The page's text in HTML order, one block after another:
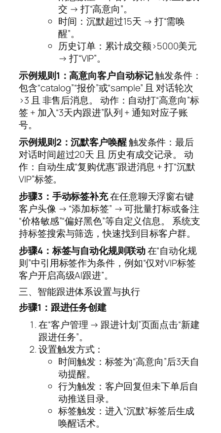
交 → 打“高意向”。
时间：沉默超过15天 → 打“需唤
醒”。
历史订单：累计成交额>5000美元
→ 打“VIP”。
示例规则1：高意向客户自动标记触发条件：
包含“catalog”“报价”或“sample” 且 对话轮次
>3 且 非售后消息。 动作：自动打“高意向”标
签 + 加入“3天内跟进”队列 + 通知对应子账
号。
示例规则2：沉默客户唤醒触发条件：最后
对话时间超过20天 且 历史有成交记录。 动
作：自动生成“复购优惠”跟进消息 + 打“沉默
VIP”标签。
步骤3：手动标签补充在任意聊天浮窗右键
客户头像 → “添加标签” → 可批量打标或备注
“价格敏感”“偏好黑色”等自定义信息。 系统支
持标签搜索与筛选，快速找到目标客户群。
步骤4：标签与自动化规则联动在“自动化规
则”中引用标签作为条件，例如“仅对VIP标签
客户开启高级AI跟进”。
三、智能跟进体系设置与执行
步骤1：跟进任务创建
在“客户管理 → 跟进计划”页面点击“新建
跟进任务”。
设置触发方式：
时间触发：标签为“高意向”后3天自
动提醒。
行为触发：客户回复但未下单后自
动推送目录。
标签触发：进入“沉默”标签后生成
唤醒话术。